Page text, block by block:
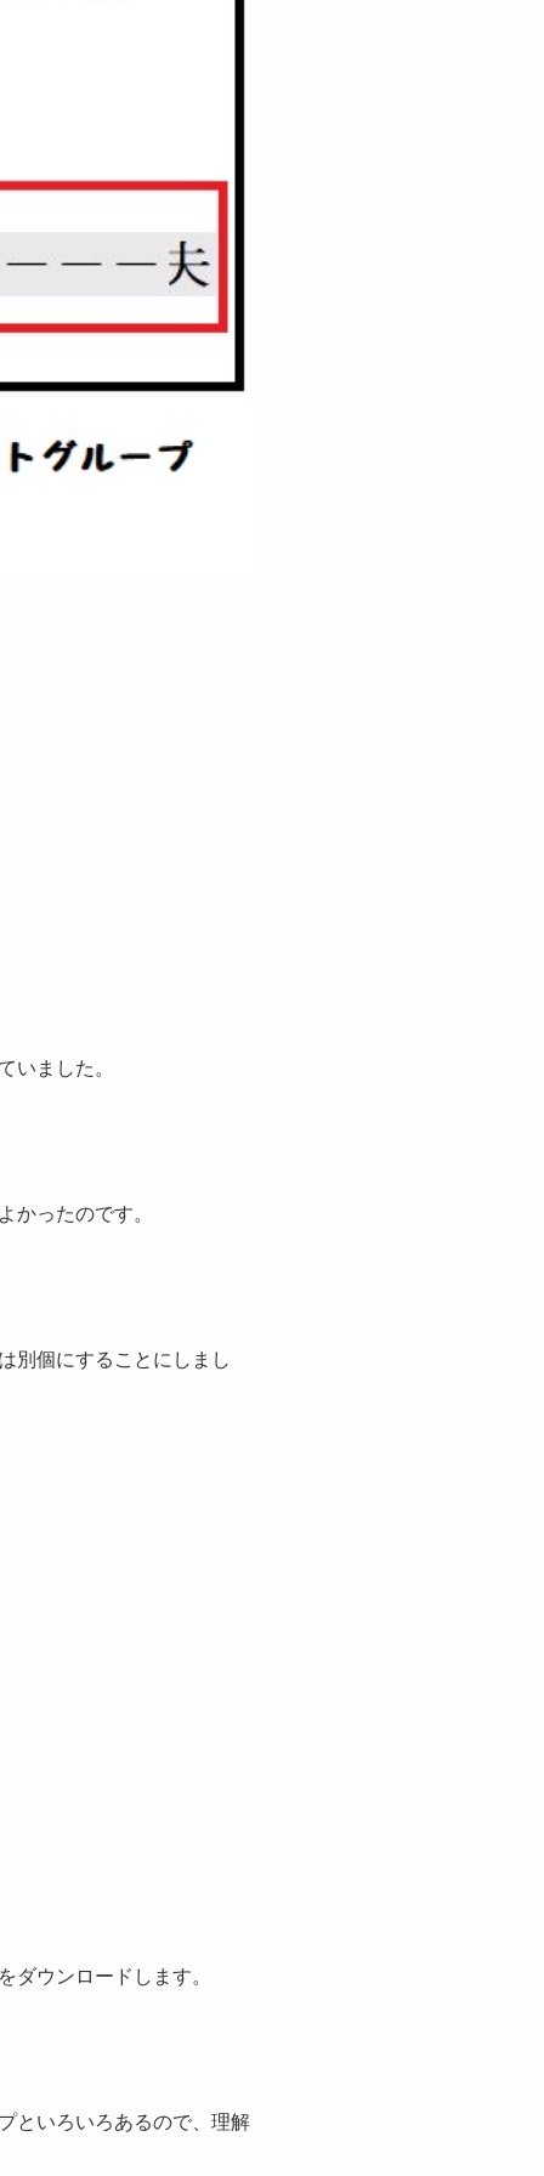
いました。
かったのです。
別個にすることにしまし
ダウンロードします。
といろいろあるので、理解